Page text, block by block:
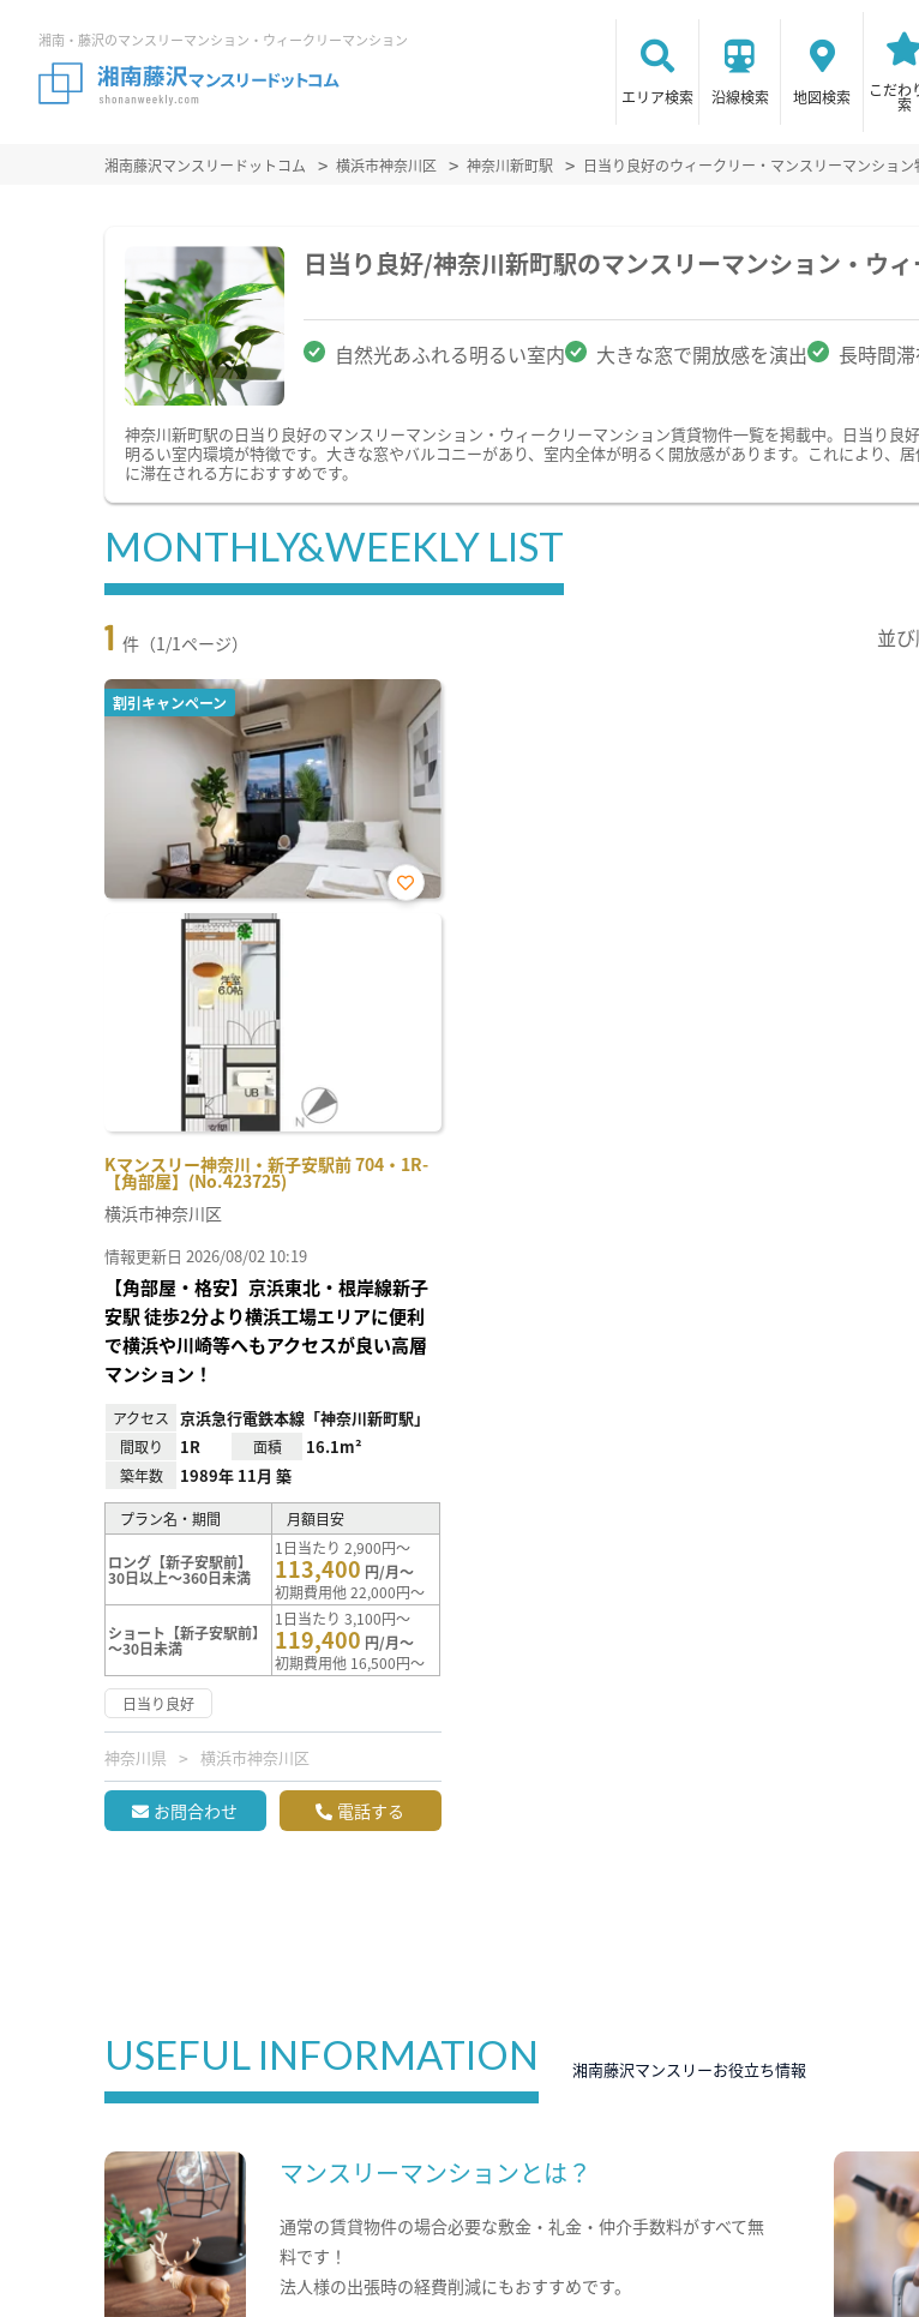
湘南・藤沢のマンスリーマンション・ウィークリーマンション
エリア検索 沿線検索 地図検索 こだわ
索
湘南藤沢マンスリードットコム 横浜市神奈川区 神奈川新町駅 日当り良好のウィークリー・マンスリーマンション
日当り良好/神奈川新町駅のマンスリーマンション・ウ
自然光あふれる明るい室内 大きな窓で開放感を演出 長時間
神奈川新町駅の日当り良好のマンスリーマンション・ウィークリーマンション賃貸物件一覧を掲載中。日当り
明るい室内環境が特徴です。大きな窓やバルコニーがあり、室内全体が明るく開放感があります。これにより、
に滞在される方におすすめです。
MONTHLY&WEEKLY LIST
1 件（1/1ページ） 並
割引キャンペーン
Kマンスリー神奈川・新子安駅前 704・1R-
【角部屋】(No.423725)
お気
横浜市神奈川区
情報更新日 2026/08/02 10:19
【角部屋・格安】京浜東北・根岸線新子
安駅 徒歩2分より横浜工場エリアに便利
で横浜や川崎等へもアクセスが良い高層
マンション！
アクセス 京浜急行電鉄本線「神奈川新町駅」
間取り 1R 面積 16.1m²
築年数 1989年 11月 築
プラン名・期間 月額目安
ロング【新子安駅前】
30日以上～360日未満
1日当たり 2,900円～
113,400 円/月～
初期費用他 22,000円～
ショート【新子安駅前】
～30日未満
1日当たり 3,100円～
119,400 円/月～
初期費用他 16,500円～
日当り良好
神奈川県 横浜市神奈川区
お問合わせ 電話する
USEFUL INFORMATION 湘南藤沢マンスリーお役立ち情報
マンスリーマンションとは？
通常の賃貸物件の場合必要な敷金・礼金・仲介手数料がすべて無
料です！
法人様の出張時の経費削減にもおすすめです。